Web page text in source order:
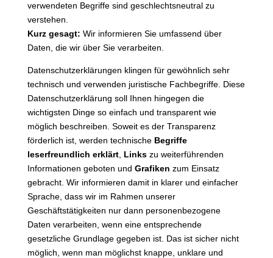
verwendeten Begriffe sind geschlechtsneutral zu
verstehen.
Kurz gesagt: Wir informieren Sie umfassend über
Daten, die wir über Sie verarbeiten.
Datenschutzerklärungen klingen für gewöhnlich sehr
technisch und verwenden juristische Fachbegriffe. Diese
Datenschutzerklärung soll Ihnen hingegen die
wichtigsten Dinge so einfach und transparent wie
möglich beschreiben. Soweit es der Transparenz
förderlich ist, werden technische Begriffe
leserfreundlich erklärt, Linkszu weiterführenden
Informationen geboten und Grafiken zum Einsatz
gebracht. Wir informieren damit in klarer und einfacher
Sprache, dass wir im Rahmen unserer
Geschäftstätigkeiten nur dann personenbezogene
Daten verarbeiten, wenn eine entsprechende
gesetzliche Grundlage gegeben ist. Das ist sicher nicht
möglich, wenn man möglichst knappe, unklare und